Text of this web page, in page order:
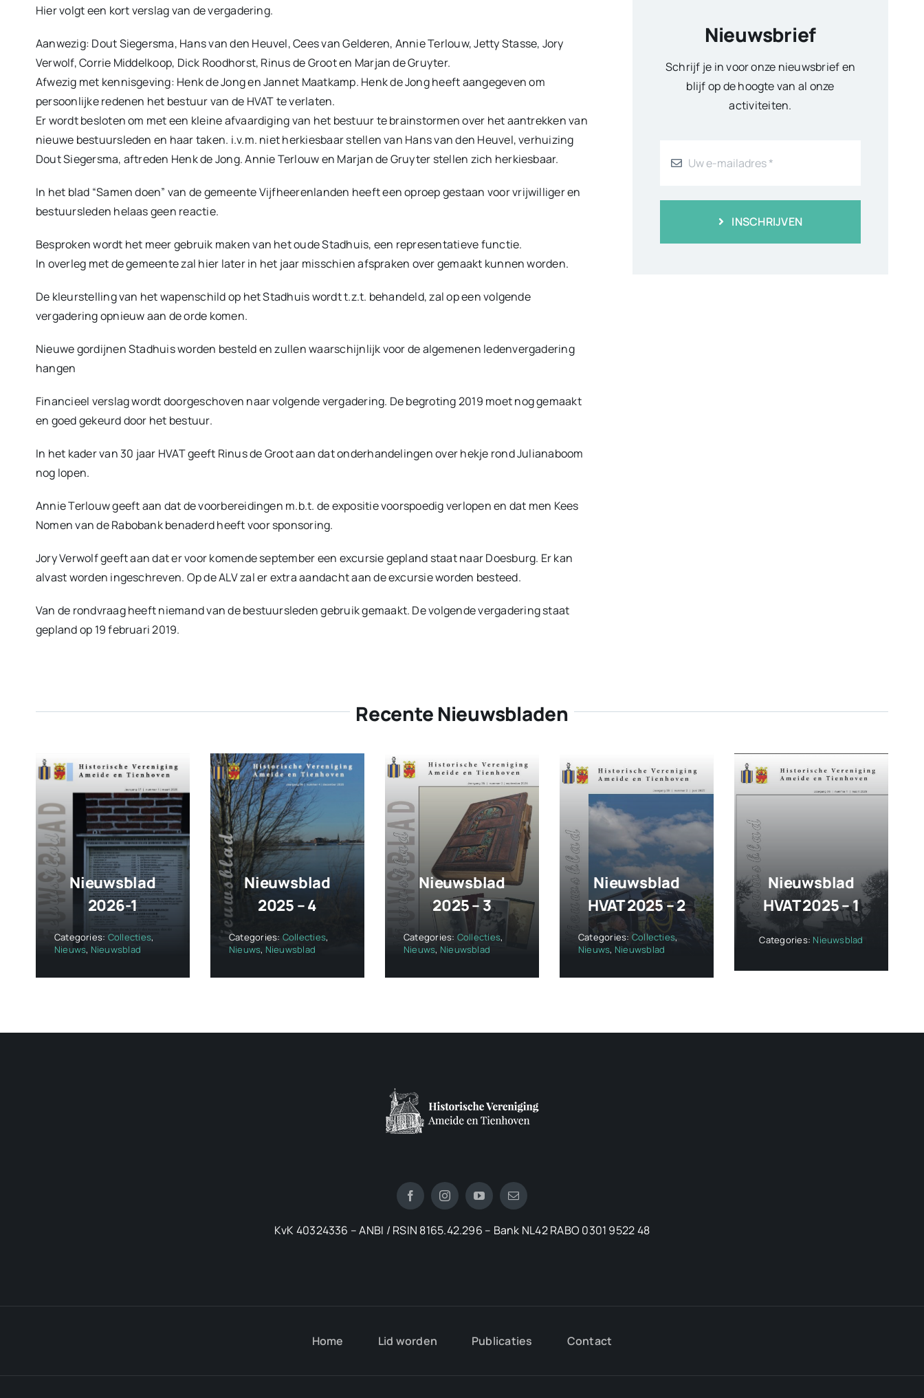
Hier volgt een kort verslag van de vergadering.
Aanwezig: Dout Siegersma, Hans van den Heuvel, Cees van Gelderen, Annie Terlouw, Jetty Stasse, Jory
Verwolf, Corrie Middelkoop, Dick Roodhorst, Rinus de Groot en Marjan de Gruyter.
Afwezig met kennisgeving: Henk de Jong en Jannet Maatkamp. Henk de Jong heeft aangegeven om
persoonlijke redenen het bestuur van de HVAT te verlaten.
Er wordt besloten om met een kleine afvaardiging van het bestuur te brainstormen over het aantrekken van
nieuwe bestuursleden en haar taken. i.v.m. niet herkiesbaar stellen van Hans van den Heuvel, verhuizing
Dout Siegersma, aftreden Henk de Jong. Annie Terlouw en Marjan de Gruyter stellen zich herkiesbaar.
In het blad “Samen doen” van de gemeente Vijfheerenlanden heeft een oproep gestaan voor vrijwilliger en
bestuursleden helaas geen reactie.
Besproken wordt het meer gebruik maken van het oude Stadhuis, een representatieve functie.
In overleg met de gemeente zal hier later in het jaar misschien afspraken over gemaakt kunnen worden.
De kleurstelling van het wapenschild op het Stadhuis wordt t.z.t. behandeld, zal op een volgende
vergadering opnieuw aan de orde komen.
Nieuwe gordijnen Stadhuis worden besteld en zullen waarschijnlijk voor de algemenen ledenvergadering
hangen
Financieel verslag wordt doorgeschoven naar volgende vergadering. De begroting 2019 moet nog gemaakt
en goed gekeurd door het bestuur.
In het kader van 30 jaar HVAT geeft Rinus de Groot aan dat onderhandelingen over hekje rond Julianaboom
nog lopen.
Annie Terlouw geeft aan dat de voorbereidingen m.b.t. de expositie voorspoedig verlopen en dat men Kees
Nomen van de Rabobank benaderd heeft voor sponsoring.
Jory Verwolf geeft aan dat er voor komende september een excursie gepland staat naar Doesburg. Er kan
alvast worden ingeschreven. Op de ALV zal er extra aandacht aan de excursie worden besteed.
Van de rondvraag heeft niemand van de bestuursleden gebruik gemaakt. De volgende vergadering staat
gepland op 19 februari 2019.
Nieuwsbrief
Schrijf je in voor onze nieuwsbrief en
blijf op de hoogte van al onze
activiteiten.
INSCHRIJVEN
Recente Nieuwsbladen
Nieuwsblad
2026-1
Categories: Collecties,
Nieuws, Nieuwsblad
Nieuwsblad
2025 – 4
Categories: Collecties,
Nieuws, Nieuwsblad
Nieuwsblad
2025 – 3
Categories: Collecties,
Nieuws, Nieuwsblad
Nieuwsblad
HVAT 2025 – 2
Categories: Collecties,
Nieuws, Nieuwsblad
Nieuwsblad
HVAT 2025 – 1
Categories: Nieuwsblad
KvK 40324336 – ANBI / RSIN 8165.42.296 – Bank NL42 RABO 0301 9522 48
Home Lid worden Publicaties Contact